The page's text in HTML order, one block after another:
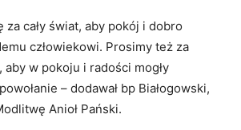
za cały świat, aby pokój i dobro
człowiekowi. Prosimy też za
w pokoju i radości mogły
– dodawał bp Białogowski,
Anioł Pański.